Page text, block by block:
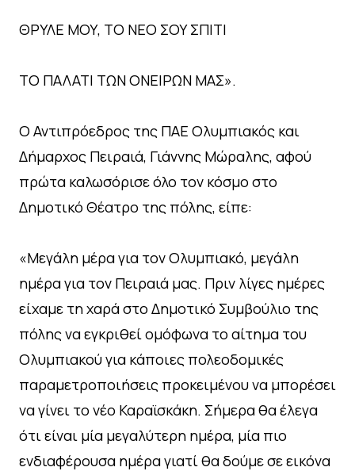
ΘΡΥΛΕ ΜΟΥ, ΤΟ ΝΕΟ ΣΟΥ ΣΠΙΤΙ
ΤΟ ΠΑΛΑΤΙ ΤΩΝ ΟΝΕΙΡΩΝ ΜΑΣ».
Ο Αντιπρόεδρος της ΠΑΕ Ολυμπιακός και
Δήμαρχος Πειραιά, Γιάννης Μώραλης, αφού
πρώτα καλωσόρισε όλο τον κόσμο στο
Δημοτικό Θέατρο της πόλης, είπε:
«Μεγάλη μέρα για τον Ολυμπιακό, μεγάλη
ημέρα για τον Πειραιά μας. Πριν λίγες ημέρες
είχαμε τη χαρά στο Δημοτικό Συμβούλιο της
πόλης να εγκριθεί ομόφωνα το αίτημα του
Ολυμπιακού για κάποιες πολεοδομικές
παραμετροποιήσεις προκειμένου να μπορέσει
να γίνει το νέο Καραϊσκάκη. Σήμερα θα έλεγα
ότι είναι μία μεγαλύτερη ημέρα, μία πιο
ενδιαφέρουσα ημέρα γιατί θα δούμε σε εικόνα